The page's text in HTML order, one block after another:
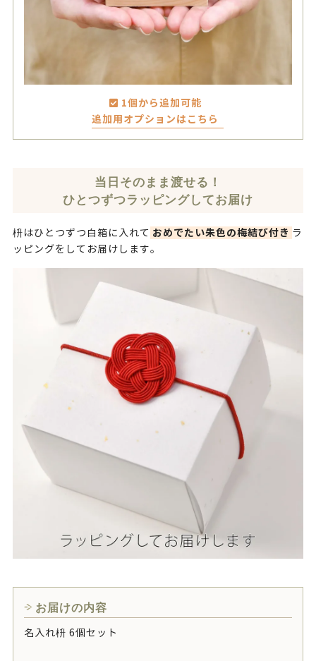
1個から追加可能
追加用オプションはこちら
当日そのまま渡せる！
ひとつずつラッピングしてお届け
枡はひとつずつ白箱に入れて おめでたい朱色の梅結び付き ラ
ッピングをしてお届けします。
お届けの内容
名入れ枡 6個セット